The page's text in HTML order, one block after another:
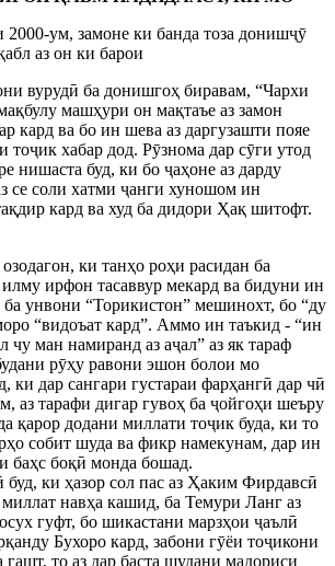
2000-ум, замоне ки банда тоза донишҷӯ
аз он ки барои
вурудӣ ба донишгоҳ биравам, “Чархи
машҳури он мақтаъе аз замон
кард ва бо ин шева аз даргузашти пояе
тоҷик хабар дод. Рӯзнома дар сӯги утод
нишаста буд, ки бо ҷаҳоне аз дарду
се соли хатми ҷанги хуношом ин
кард ва худ ба дидори Ҳақ шитофт.
ки танҳо роҳи расидан ба
илму ирфон тасаввур мекард ва бидуни ин
унвони “Торикистон” мешинохт, бо “ду
“видоъат кард”. Аммо ин таъкид - “ин
чу ман намиранд аз аҷал” аз як тараф
рӯҳу равони эшон болои мо
ки дар сангари густараи фарҳангӣ дар чӣ
аз тарафи дигар гувоҳ ба ҷойгоҳи шеъру
қарор додани миллати тоҷик буда, ки то
собит шуда ва фикр намекунам, дар ин
баҳс боқӣ монда бошад.
ки ҳазор сол пас аз Ҳаким Фирдавсӣ
навҳа кашид, ба Темури Ланг аз
гуфт, бо шикастани марзҳои ҷаълӣ
Бухоро кард, забони гӯёи тоҷикони
то аз дар баста шудани мадориси